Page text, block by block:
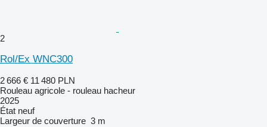
2
Rol/Ex WNC300
2 666 € 11 480 PLN
Rouleau agricole - rouleau hacheur
2025
État neuf
Largeur de couverture 3 m